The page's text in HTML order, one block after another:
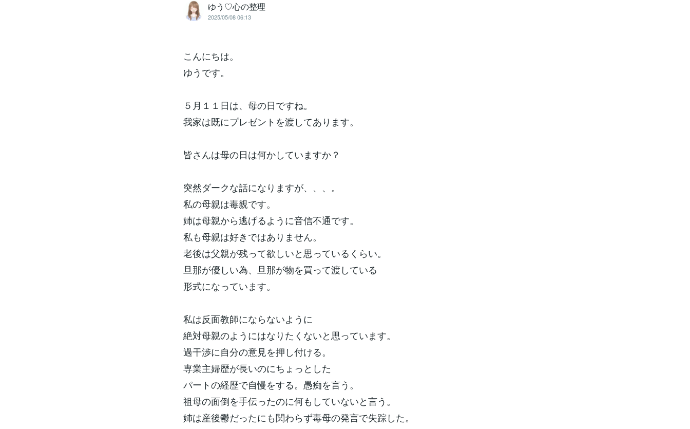
ゆう♡心の整理
2025/05/08 06:13
こんにちは。
ゆうです。
５月１１日は、母の日ですね。
我家は既にプレゼントを渡してあります。
皆さんは母の日は何かしていますか？
突然ダークな話になりますが、、、。
私の母親は毒親です。
姉は母親から逃げるように音信不通です。
私も母親は好きではありません。
老後は父親が残って欲しいと思っているくらい。
旦那が優しい為、旦那が物を買って渡している
形式になっています。
私は反面教師にならないように
絶対母親のようにはなりたくないと思っています。
過干渉に自分の意見を押し付ける。
専業主婦歴が長いのにちょっとした
パートの経歴で自慢をする。愚痴を言う。
祖母の面倒を手伝ったのに何もしていないと言う。
姉は産後鬱だったにも関わらず毒母の発言で失踪した。